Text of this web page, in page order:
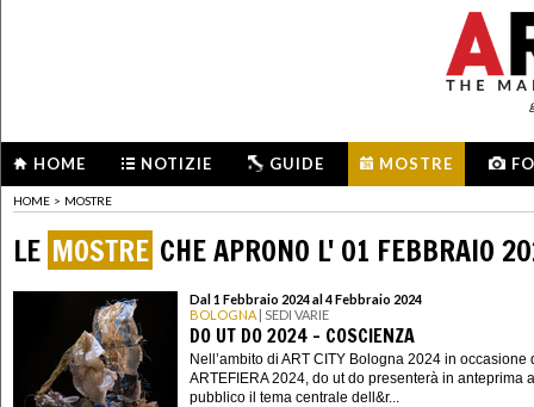
HOME NOTIZIE GUIDE MOSTRE
HOME > MOSTRE
LE MOSTRE CHE APRONO L' 01 FEBBRAIO
Dal 1 Febbraio 2024 al 4 Febbraio 2024
BOLOGNA | SEDI VARIE
DO UT DO 2024 - COSCIENZA
Nell’ambito di ART CITY Bologna 2024 in occasione
ARTEFIERA 2024, do ut do presenterà in anteprima
pubblico il tema centrale dell&r...